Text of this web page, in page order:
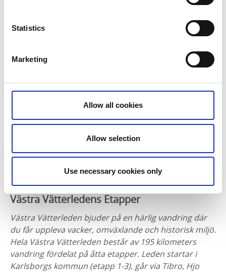
Statistics
Marketing
Allow all cookies
Allow selection
Use necessary cookies only
BIL
Du tar dig enkelt till Tidaholm genom att ta bilen.
Tidaholm ligger cirka 60 minuter norr om Jönköping,
minuter söder om Skövde.
DIGITAL KARTA
KARTA ONLINE >>
Västra Vätterledens Etapper
Västra Vätterleden bjuder på en härlig vandring där
du får uppleva vacker, omväxlande och historisk miljö.
Hela Västra Vätterleden består av 195 kilometers
vandring fördelat på åtta etapper. Leden startar i
Karlsborgs kommun (etapp 1-3), går via Tibro, Hjo